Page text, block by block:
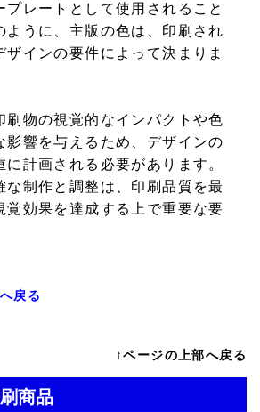
プレートとして使用されること
ように、主版の色は、印刷され
ザインの要件によって決まりま
刷物の視覚的なインパクトや色
影響を与えるため、デザインの
計画される必要があります。
な制作と調整は、印刷品質を最
覚効果を達成する上で重要な要
戻る
↑ページの上部へ戻る
商品